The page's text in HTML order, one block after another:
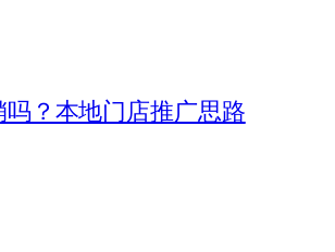
？本地门店推广思路